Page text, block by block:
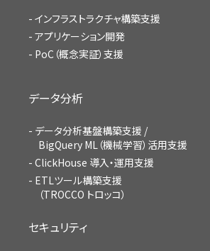
インフラストラクチャ構築支援
アプリケーション開発
PoC（概念実証）支援
データ分析
データ分析基盤構築支援 /
BigQuery ML（機械学習）活用支援
ClickHouse 導入・運用支援
ETLツール構築支援
（TROCCO トロッコ）
セキュリティ